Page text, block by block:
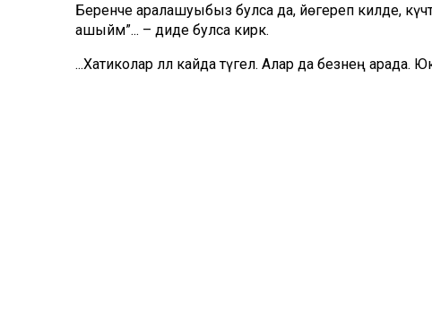
Беренче аралашуыбыз булса да, йөгереп килде,
ашыйм”... – диде булса кирәк.
...Хатиколар әллә кайда түгел. Алар да безнең арада.